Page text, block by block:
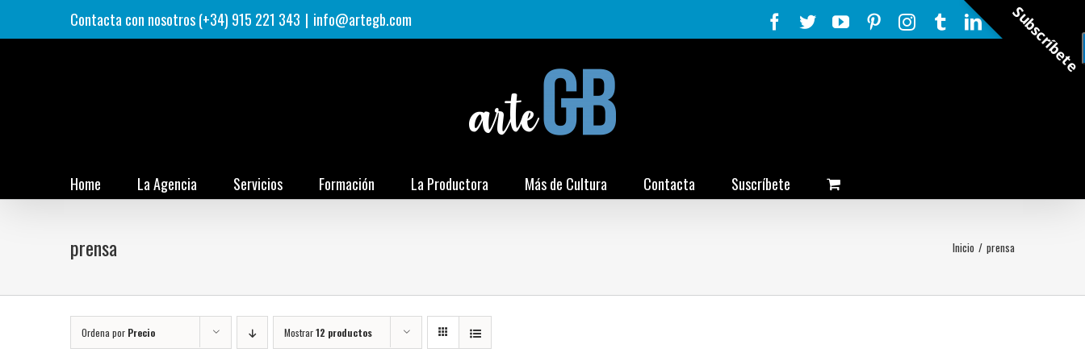
al
Contacta con nosotros (+34) 915 221 343 | info@artegb.com Facebook
TwitterYouTubePinterestInstagram
TumblrLinkedIn
Rss
Home La Agencia Servicios Formación La Productora Más de Cultura Contacta Suscríbete
prensa Inicio / prensa
Ordena por Precio Mostrar12 productos
Subscríbete